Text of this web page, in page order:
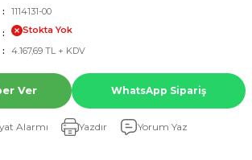
1114131-00
Stokta Yok
4.167,69 TL + KDV
Ver WhatsApp Sipariş
Alarmı Yazdır Yorum Yaz